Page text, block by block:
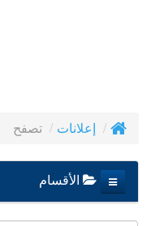
إعلانات تصفح
الأقسام